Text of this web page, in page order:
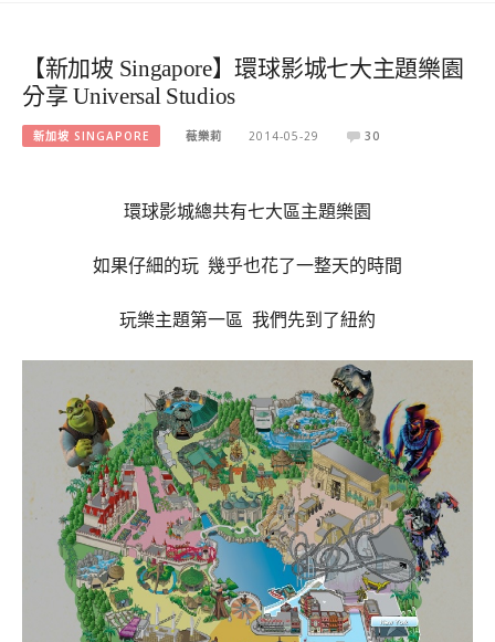
【新加坡 Singapore】環球影城七大主題樂園
分享 Universal Studios
新加坡 SINGAPORE 薇樂莉 2014-05-29 30
環球影城總共有七大區主題樂園
如果仔細的玩 幾乎也花了一整天的時間
玩樂主題第一區 我們先到了紐約